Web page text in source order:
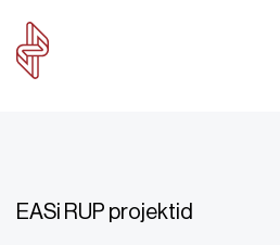
EASi RUP projektid